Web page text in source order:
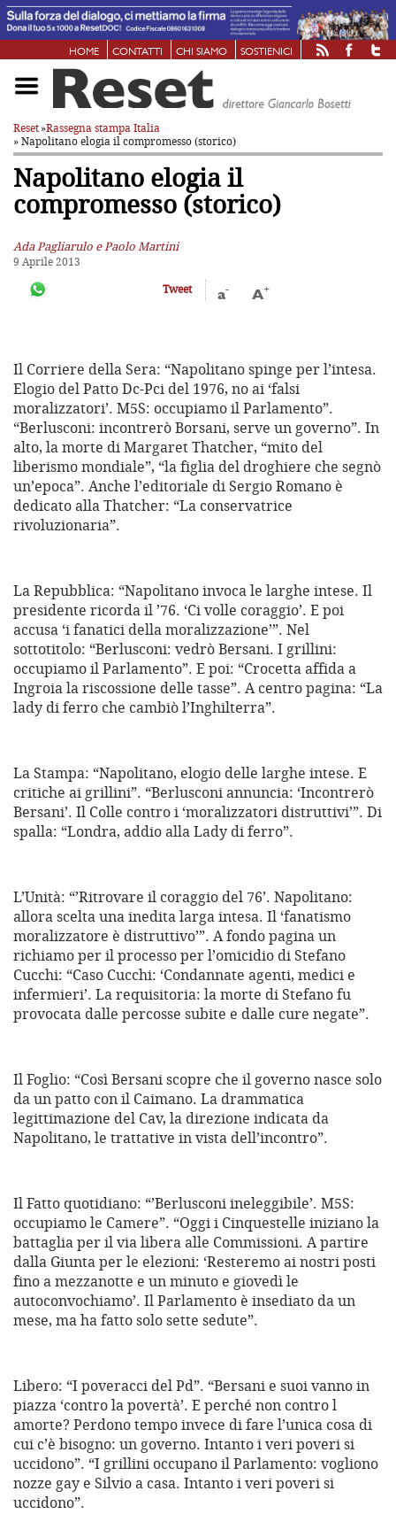
HOME CONTATTI CHI SIAMO SOSTIENICI
Reset»Rassegna stampa Italia
» Napolitano elogia il compromesso (storico)
Napolitano elogia il
compromesso (storico)
Ada Pagliarulo e Paolo Martini
9 Aprile 2013
Tweet
a- A+
Il Corriere della Sera: “Napolitano spinge per l’intesa.
Elogio del Patto Dc-Pci del 1976, no ai ‘falsi
moralizzatori’. M5S: occupiamo il Parlamento”.
“Berlusconi: incontrerò Borsani, serve un governo”. In
alto, la morte di Margaret Thatcher, “mito del
liberismo mondiale”, “la figlia del droghiere che segnò
un’epoca”. Anche l’editoriale di Sergio Romano è
dedicato alla Thatcher: “La conservatrice
rivoluzionaria”.
La Repubblica: “Napolitano invoca le larghe intese. Il
presidente ricorda il ’76. ‘Ci volle coraggio’. E poi
accusa ‘i fanatici della moralizzazione’”. Nel
sottotitolo: “Berlusconi: vedrò Bersani. I grillini:
occupiamo il Parlamento”. E poi: “Crocetta affida a
Ingroia la riscossione delle tasse”. A centro pagina: “La
lady di ferro che cambiò l’Inghilterra”.
La Stampa: “Napolitano, elogio delle larghe intese. E
critiche ai grillini”. “Berlusconi annuncia: ‘Incontrerò
Bersani’. Il Colle contro i ‘moralizzatori distruttivi’”. Di
spalla: “Londra, addio alla Lady di ferro”.
L’Unità: “’Ritrovare il coraggio del 76’. Napolitano:
allora scelta una inedita larga intesa. Il ‘fanatismo
moralizzatore è distruttivo’”. A fondo pagina un
richiamo per il processo per l’omicidio di Stefano
Cucchi: “Caso Cucchi: ‘Condannate agenti, medici e
infermieri’. La requisitoria: la morte di Stefano fu
provocata dalle percosse subite e dalle cure negate”.
Il Foglio: “Così Bersani scopre che il governo nasce solo
da un patto con il Caimano. La drammatica
legittimazione del Cav, la direzione indicata da
Napolitano, le trattative in vista dell’incontro”.
Il Fatto quotidiano: “’Berlusconi ineleggibile’. M5S:
occupiamo le Camere”. “Oggi i Cinquestelle iniziano la
battaglia per il via libera alle Commissioni. A partire
dalla Giunta per le elezioni: ‘Resteremo ai nostri posti
fino a mezzanotte e un minuto e giovedì le
autoconvochiamo’. Il Parlamento è insediato da un
mese, ma ha fatto solo sette sedute”.
Libero: “I poveracci del Pd”. “Bersani e suoi vanno in
piazza ‘contro la povertà’. E perché non contro l
amorte? Perdono tempo invece di fare l’unica cosa di
cui c’è bisogno: un governo. Intanto i veri poveri si
uccidono”. “I grillini occupano il Parlamento: vogliono
nozze gay e Silvio a casa. Intanto i veri poveri si
uccidono”.